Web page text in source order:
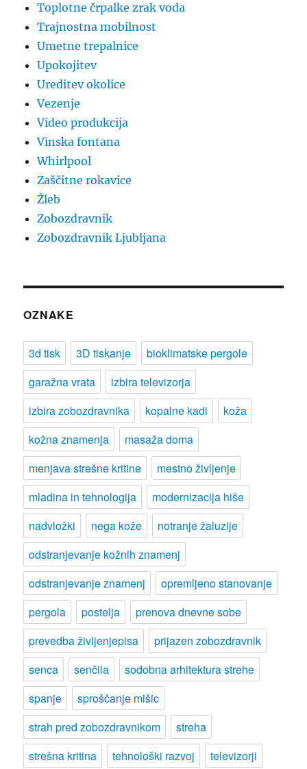
Toplotne črpalke zrak voda
Trajnostna mobilnost
Umetne trepalnice
Upokojitev
Ureditev okolice
Vezenje
Video produkcija
Vinska fontana
Whirlpool
Zaščitne rokavice
Žleb
Zobozdravnik
Zobozdravnik Ljubljana
OZNAKE
3d tisk 3D tiskanje
bioklimatske pergole
garažna vrata
izbira televizorja
izbira zobozdravnika
kopalne kadi
koža
kožna znamenja
masaža doma
menjava strešne kritine
mestno življenje
mladina in tehnologija
modernizacija hiše
nadvložki
nega kože
notranje žaluzije
odstranjevanje kožnih znamenj
odstranjevanje znamenj
opremljeno stanovanje
pergola
postelja
prenova dnevne sobe
prevedba življenjepisa
prijazen zobozdravnik
senca
senčila
sodobna arhitektura strehe
spanje
sproščanje mišic
strah pred zobozdravnikom
streha
strešna kritina
tehnološki razvoj televizorji